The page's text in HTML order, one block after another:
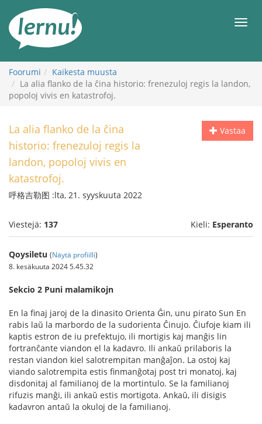
sisältöön
Foorumi
Kaikesta muusta
La alia flanko de la ĉina historio: frenezuloj regis la landon,
popoloj vivis en katastrofoj.
Vastaa
La alia flanko de la ĉina
historio: frenezuloj regis la
landon, popoloj vivis en
katastrofoj.
呼格吉勒图 :lta, 21. syyskuuta 2022
Viestejä: 137 Kieli: Esperanto
Qoysiletu (Näytä profiilli)
8. kesäkuuta 2024 5.45.32
Sekcio 2 Puni malamikojn
En la finaj jaroj de la dinasito Orienta Ĝin, unu pirato Sun En
rabis laŭ la marbordo de la sudorienta Ĉinujo. Ĉiufoje kiam ili
kaptis estron de iu prefektujo, ili mortigis kaj manĝis lin
fortranĉante viandon el la kadavro. Ili ankaŭ prilaboris la
restan viandon kiel salotrempitan manĝaĵon. La ostoj kaj
viando salotrempita estis finmanĝotaj post tri monatoj, kaj
disdonitaj al familianoj de la mortintulo. Se la familianoj
rifuzis manĝi, ili ankaŭ estis mortigota. Ankaŭ, ili disigis
kadavron antaŭ la okuloj de la familianoj.